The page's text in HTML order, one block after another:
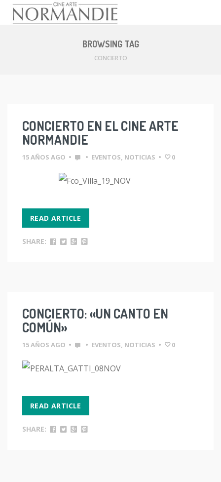
BROWSING TAG
CONCIERTO
CONCIERTO EN EL CINE ARTE
NORMANDIE
15 AÑOS AGO • • EVENTOS, NOTICIAS • 0
READ ARTICLE
SHARE:
CONCIERTO: «UN CANTO EN
COMÚN»
15 AÑOS AGO • • EVENTOS, NOTICIAS • 0
READ ARTICLE
SHARE: